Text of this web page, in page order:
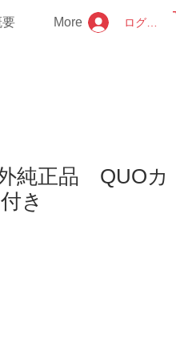
要 More ログイン
純正品 QUOカ
き